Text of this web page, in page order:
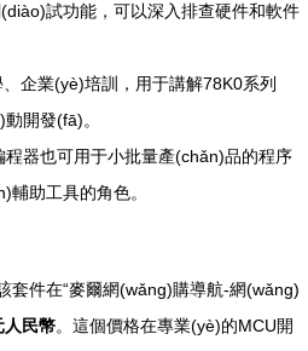
(diào)試功能，可以深入排查硬件和軟件
、企業(yè)培訓，用于講解78K0系列
開發(fā)。
程器也可用于小批量產(chǎn)品的程序
助工具的角色。
套件在“麥爾網(wǎng)購導航-網(wǎng)
人民幣。這個價格在專業(yè)的MCU開